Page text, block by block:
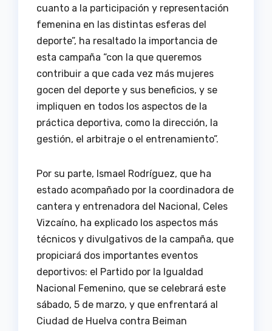
cuanto a la participación y representación
femenina en las distintas esferas del
deporte”, ha resaltado la importancia de
esta campaña “con la que queremos
contribuir a que cada vez más mujeres
gocen del deporte y sus beneficios, y se
impliquen en todos los aspectos de la
práctica deportiva, como la dirección, la
gestión, el arbitraje o el entrenamiento”.
Por su parte, Ismael Rodríguez, que ha
estado acompañado por la coordinadora de
cantera y entrenadora del Nacional, Celes
Vizcaíno, ha explicado los aspectos más
técnicos y divulgativos de la campaña, que
propiciará dos importantes eventos
deportivos: el Partido por la Igualdad
Nacional Femenino, que se celebrará este
sábado, 5 de marzo, y que enfrentará al
Ciudad de Huelva contra Beiman